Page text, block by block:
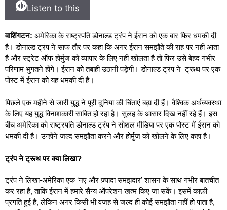
Listen to this
वाशिंगटन: अमेरिका के राष्ट्रपति डोनाल्ड ट्रंप ने ईरान को एक बार फिर धमकी दी
है। डोनाल्ड ट्रंप ने साफ तौर पर कहा कि अगर ईरान समझौते की राह पर नहीं आता
है और स्ट्रेट ऑफ होर्मुज को व्यापार के लिए नहीं खोलता है तो फिर उसे बेहद गंभीर
परिणाम भुगतने होंगे। ईरान को तबाही उठानी पड़ेगी। डोनाल्ड ट्रंप ने ट्रूथ पर एक
पोस्ट में ईरान को यह धमकी दी है।
पिछले एक महीने से जारी युद्ध ने पूरी दुनिया की चिंताएं बढ़ा दी हैं। वैश्विक अर्थव्यवस्था
के लिए यह युद्ध विनाशकारी साबित हो रहा है। सुलह के आसार दिख नहीं रहे हैं। इस
बीच अमेरिका को राष्ट्रपति डोनाल्ड ट्रंप ने सोशल मीडिया पर एक पोस्ट में ईरान को
धमकी दी है। उन्होंने जल्द समझौता करने और होर्मुज को खोलने के लिए कहा है।
ट्रंप ने ट्रूथ पर क्या लिखा?
ट्रंप ने लिखा-अमेरिका एक ‘नए और ज़्यादा समझदार’ शासन के साथ गंभीर बातचीत
कर रहा है, ताकि ईरान में हमारे सैन्य ऑपरेशन खत्म किए जा सकें। इसमें काफ़ी
प्रगति हुई है, लेकिन अगर किसी भी वजह से जल्द ही कोई समझौता नहीं हो पाता है,